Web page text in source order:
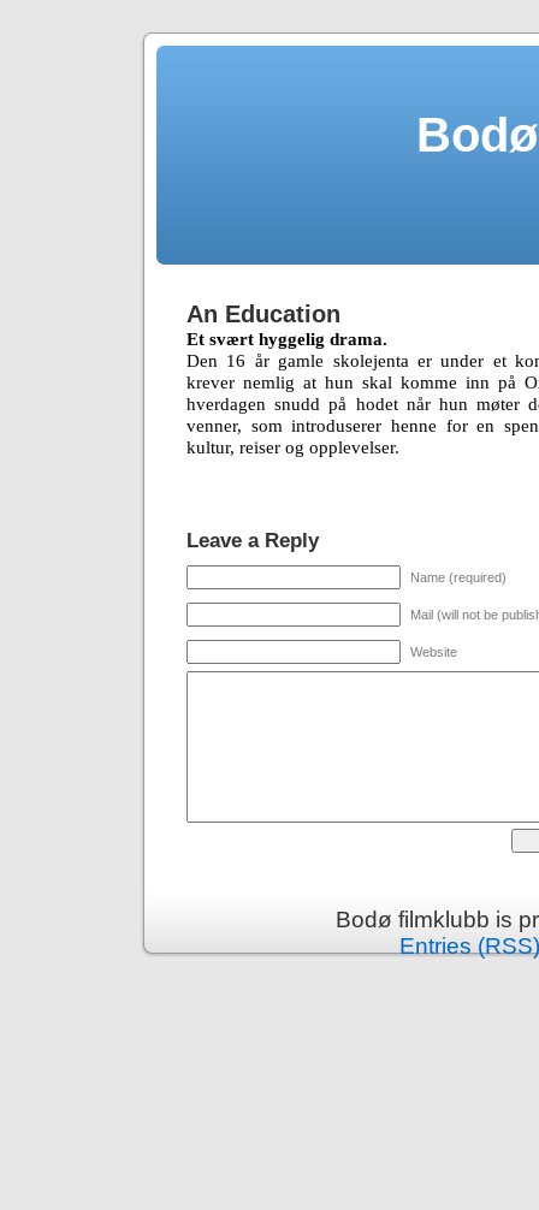
An Education
Et svært hyggelig drama.
Den 16 år gamle skolejenta er under et
krever nemlig at hun skal komme inn på
hverdagen snudd på hodet når hun møter
venner, som introduserer henne for en
kultur, reiser og opplevelser.
Leave a Reply
Name (required)
Mail (will not be
Website
Bodø filmklubb is
Entries (RSS)